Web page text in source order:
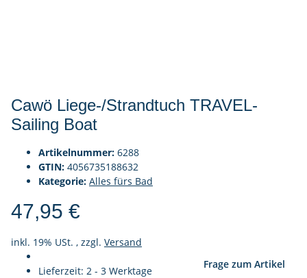
Cawö Liege-/Strandtuch TRAVEL-
Sailing Boat
Artikelnummer: 6288
GTIN: 4056735188632
Kategorie: Alles fürs Bad
47,95 €
inkl. 19% USt. , zzgl. Versand
Lieferzeit: 2 - 3 Werktage
Frage zum Artikel